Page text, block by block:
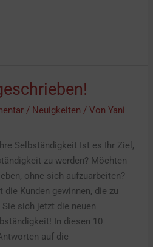
/ Neuigkeiten / VonYani
Selbständigkeit Ist es Ihr Ziel,
zu werden? Möchten
ohne sich aufzuarbeiten?
Kunden gewinnen, die zu
sich jetzt die neuen
In diesen 10
auf die